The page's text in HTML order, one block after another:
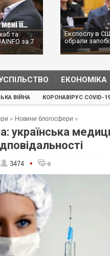
та
за 7
Експослу в
обрали
ЕКОНОМІКА
ВІЙНА КОРОНАВІРУС COVID-19
» Новини блогосфери »
українська
3474 • 0